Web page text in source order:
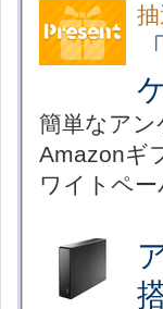
簡単なア
Amazonギ
ワイトペー